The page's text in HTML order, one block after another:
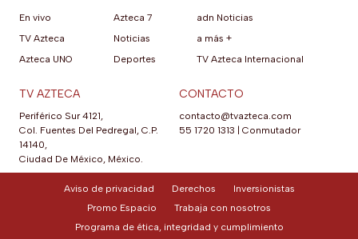
En vivo
TV Azteca
Azteca UNO
Azteca 7
Noticias
Deportes
adn Noticias
a más +
TV Azteca Internacional
TV AZTECA
Periférico Sur 4121,
Col. Fuentes Del Pedregal, C.P.
14140,
Ciudad De México, México.
CONTACTO
contacto@tvazteca.com
55 1720 1313
Conmutador
Aviso de privacidad Derechos
Inversionistas
Promo Espacio
Trabaja con nosotros
Programa de ética, integridad y cumplimiento